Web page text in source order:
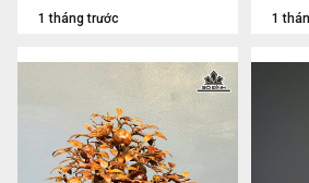
1 tháng trước 1